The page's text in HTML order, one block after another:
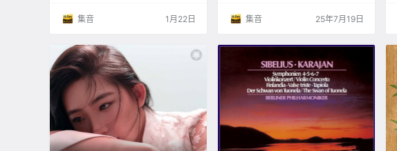
集音 1月22日 集音 25年7月19日